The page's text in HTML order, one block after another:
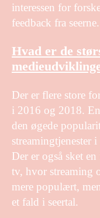
interessen for
feedback fra seerne.
Hvad er de
Der er flere store
i 2016 og 2018.
den øgede
streamingtjenester
Der er også sket
tv, hvor streaming
mere populært,
et fald i seertal.